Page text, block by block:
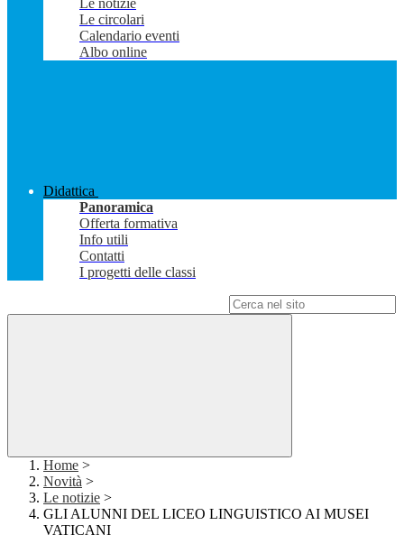
Le notizie
Le circolari
Calendario eventi
Albo online
Didattica
Panoramica
Offerta formativa
Info utili
Contatti
I progetti delle classi
Home >
Novità >
Le notizie >
GLI ALUNNI DEL LICEO LINGUISTICO AI MUSEI
VATICANI